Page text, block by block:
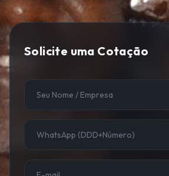
Solicite uma Cotação